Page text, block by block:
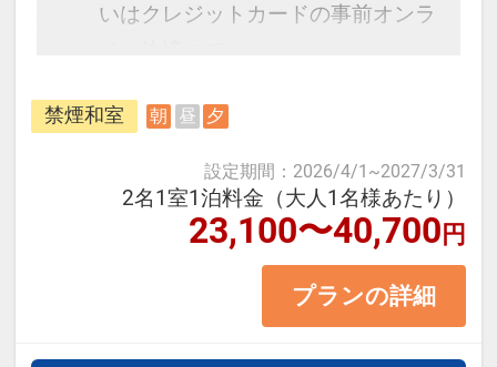
いはクレジットカードの事前オンラ
イン決済にて。
円（税サ込・現地払い）
禁煙和室 朝 昼 夕
設定期間 ： 2026/4/1 ~2027/3/31
2名1室1泊料金（大人1名様あたり）
23,100〜40,700円
プランの詳細